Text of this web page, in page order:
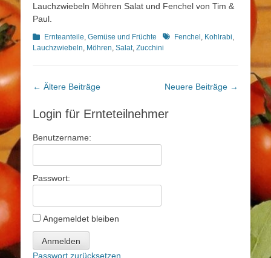
Lauchzwiebeln Möhren Salat und Fenchel von Tim &
Paul.
Kategorien
Ernteanteile, Gemüse und Früchte Schlagworte
Fenchel, Kohlrabi,
Lauchzwiebeln, Möhren, Salat, Zucchini
Beitragsnavigation
← Ältere Beiträge Neuere Beiträge →
Login für Ernteteilnehmer
Benutzername:
Passwort:
Angemeldet bleiben
Anmelden
Passwort zurücksetzen